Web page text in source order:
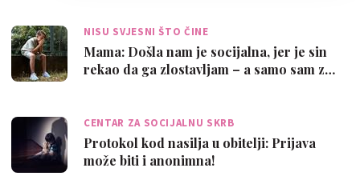
NISU SVJESNI ŠTO ČINE
Mama: Došla nam je socijalna, jer je sin
rekao da ga zlostavljam – a samo sam z…
CENTAR ZA SOCIJALNU SKRB
Protokol kod nasilja u obitelji: Prijava
može biti i anonimna!